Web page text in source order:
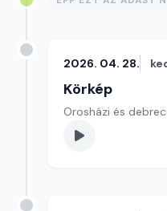
2026. 04. 28.
Körkép
Orosházi és